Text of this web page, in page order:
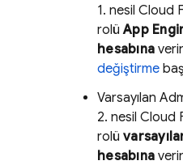
1. nesil Cloud
rolüApp
hesabına
değiştirme
Varsayılan
2. nesil Cloud
rolü
hesabına